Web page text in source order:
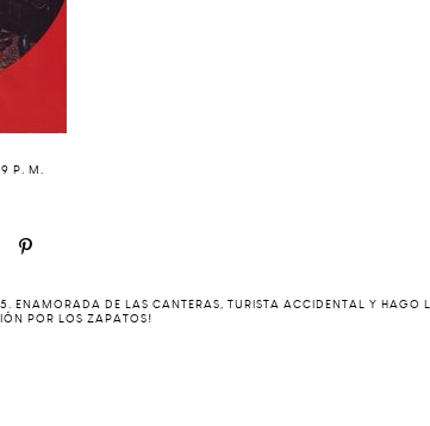
P. M.
ENAMORADA DE LAS CANTERAS, TURISTA ACCIDENTAL Y HAGO
POR LOS ZAPATOS!